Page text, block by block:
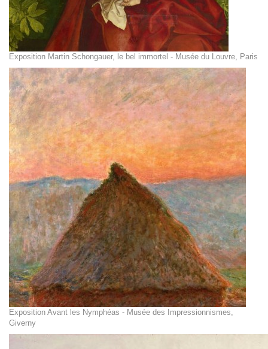
Exposition Martin Schongauer, le bel immortel - Musée du Louvre, Paris
Exposition Avant les Nymphéas - Musée des Impressionnismes,
Giverny